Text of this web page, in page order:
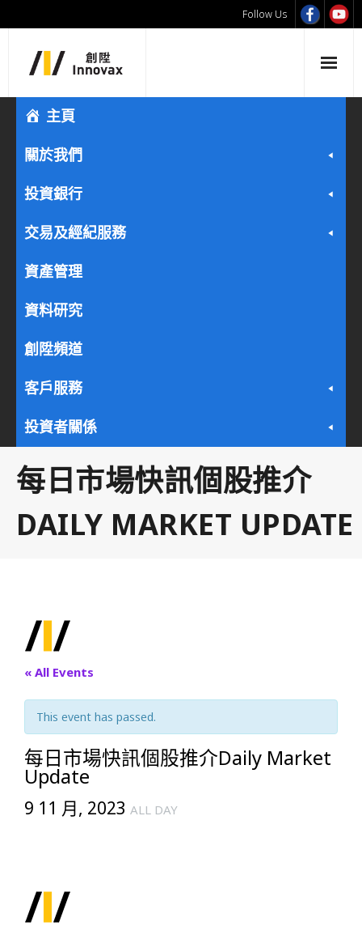
Follow Us
主頁
關於我們
投資銀行
交易及經紀服務
資產管理
資料研究
創陞頻道
客戶服務
投資者關係
每日市場快訊個股推介
DAILY MARKET UPDATE
« All Events
This event has passed.
每日市場快訊個股推介Daily Market
Update
9 11 月, 2023 ALL DAY